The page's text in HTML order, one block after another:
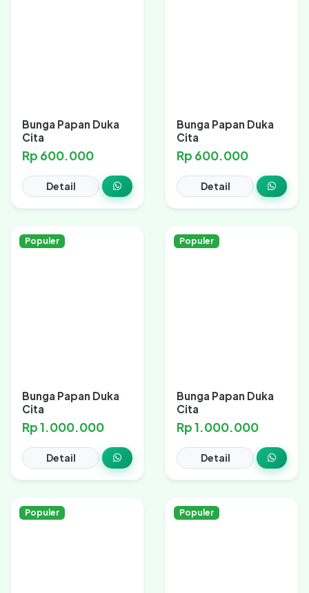
Bunga Papan Duka
Cita
Rp 600.000
Detail
Bunga Papan Duka
Cita
Rp 600.000
Detail
Populer
Bunga Papan Duka
Cita
Rp 1.000.000
Detail
Populer
Bunga Papan Duka
Cita
Rp 1.000.000
Detail
Populer Populer